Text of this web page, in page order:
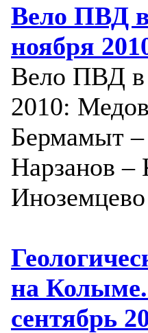
Вело ПВД
ноября
Вело ПВД
2010:
Бермамыт
Нарзанов –
на
сентябрь